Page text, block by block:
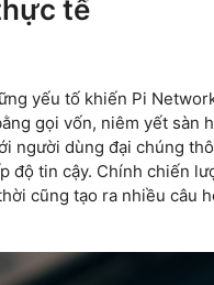
tế
yếu tố khiến Pi
gọi vốn, niêm yết sàn
người dùng đại chúng
độ tin cậy. Chính chiến
cũng tạo ra nhiều câu